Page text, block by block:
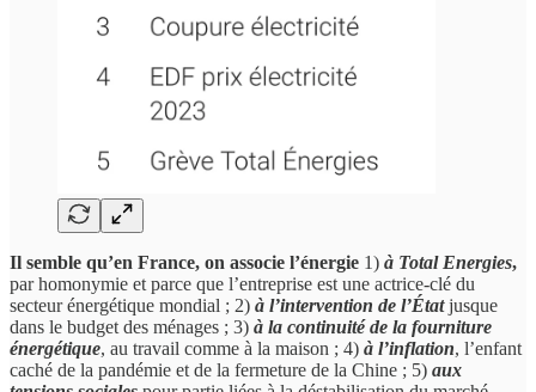
Il semble qu’en France, on associe l’énergie 1) à Total Energies,
par homonymie et parce que l’entreprise est une actrice-clé du
secteur énergétique mondial ; 2) à l’intervention de l’Étatjusque
dans le budget des ménages ; 3) à la continuité de la fourniture
énergétique, au travail comme à la maison ; 4) à l’inflation, l’enfant
caché de la pandémie et de la fermeture de la Chine ; 5) aux